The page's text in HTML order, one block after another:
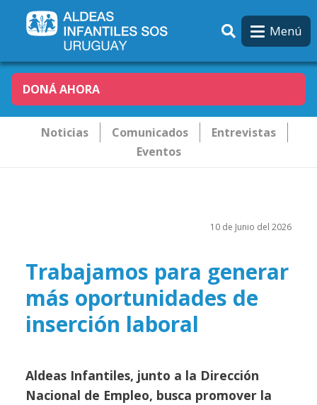
Menú
DONÁ AHORA
Novededades
Noticias Comunicados
Entrevistas
Eventos
10 de Junio del 2026
Trabajamos para generar
más oportunidades de
inserción laboral
Aldeas Infantiles, junto a la Dirección
Nacional de Empleo, busca promover la